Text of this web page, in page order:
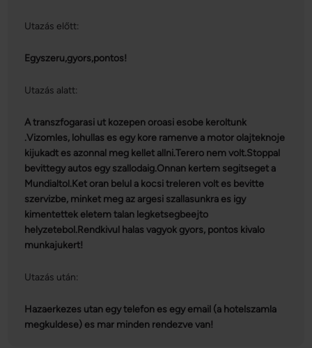
Utazás előtt:
Egyszeru,gyors,pontos!
Utazás alatt:
A transzfogarasi ut kozepen oroasi esobe keroltunk
.Vizomles, lohullas es egy kore ramenve a motor olajteknoje
kijukadt es azonnal meg kellet allni.Terero nem volt.Stoppal
bevittegy autos egy szallodaig.Onnan kertem segitseget a
Mundialtol.Ket oran belul a kocsi treleren volt es bevitte
szervizbe, minket meg az argesi szallasunkra es igy
kimentettek eletem talan legketsegbeejto
helyzetebol.Rendkivul halas vagyok gyors, pontos kivalo
munkajukert!
Utazás után:
Hazaerkezes utan egy telefon es egy email (a hotelszamla
megkuldese) es mar minden rendezve van!